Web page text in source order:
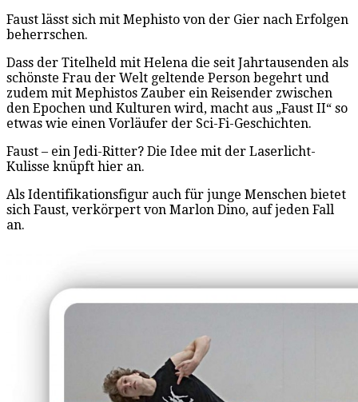
Faust lässt sich mit Mephisto von der Gier nach Erfolgen
beherrschen.
Dass der Titelheld mit Helena die seit Jahrtausenden als
schönste Frau der Welt geltende Person begehrt und
zudem mit Mephistos Zauber ein Reisender zwischen
den Epochen und Kulturen wird, macht aus „Faust II“ so
etwas wie einen Vorläufer der Sci-Fi-Geschichten.
Faust – ein Jedi-Ritter? Die Idee mit der Laserlicht-
Kulisse knüpft hier an.
Als Identifikationsfigur auch für junge Menschen bietet
sich Faust, verkörpert von Marlon Dino, auf jeden Fall
an.